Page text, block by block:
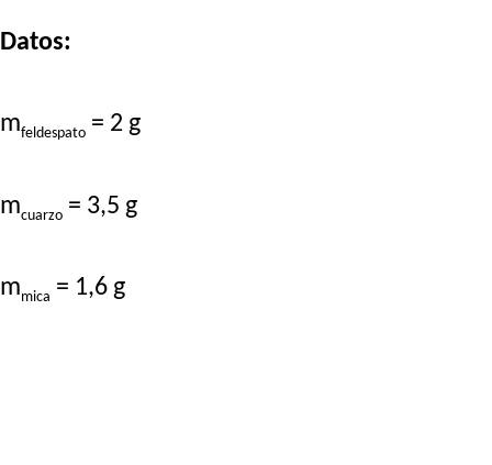
Datos:
mfeldespato = 2 g
mcuarzo = 3,5 g
mmica = 1,6 g